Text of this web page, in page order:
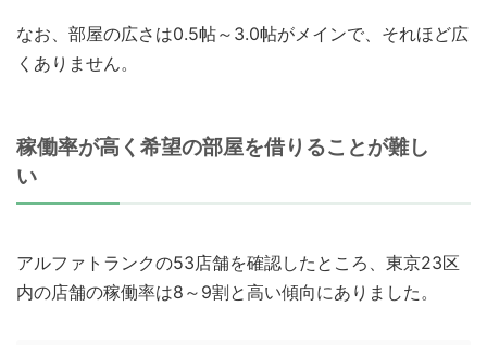
なお、部屋の広さは0.5帖～3.0帖がメインで、それほど広
くありません。
稼働率が高く希望の部屋を借りることが難し
い
アルファトランクの53店舗を確認したところ、東京23区
内の店舗の稼働率は8～9割と高い傾向にありました。